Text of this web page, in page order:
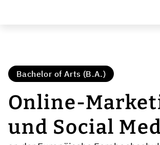
Bachelor of Arts (B.A.)
Online-
und Social